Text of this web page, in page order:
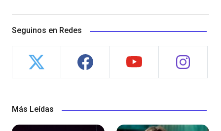
Seguinos en Redes
Más Leídas